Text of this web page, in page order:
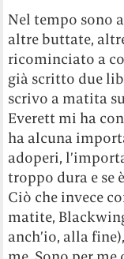
Nel tempo sono
altre buttate,
ricominciato a
già scritto due
scrivo a matita
Everett mi ha
ha alcuna
adoperi,
troppo dura e se
Ciò che invece
matite,
anch’io, alla